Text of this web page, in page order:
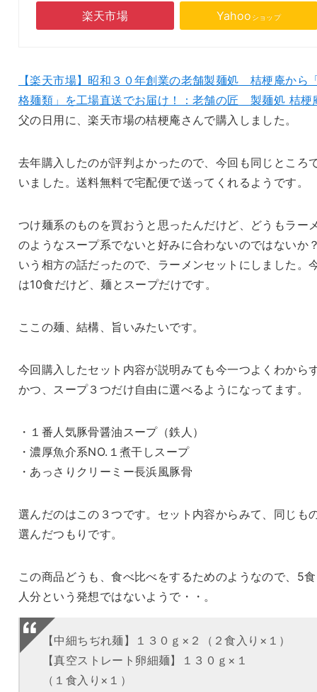
楽天市場 Yahoo ショップ
【楽天市場】昭和３０年創業の老舗製麺処 桔梗庵から
格麺類」を工場直送でお届け！：老舗の匠 製麺処 桔梗
父の日用に、楽天市場の桔梗庵さんで購入しました。
去年購入したのが評判よかったので、今回も同じところ
いました。送料無料で宅配便で送ってくれるようです。
つけ麺系のものを買おうと思ったんだけど、どうもラー
のようなスープ系でないと好みに合わないのではないか
いう相方の話だったので、ラーメンセットにしました。
は10食だけど、麺とスープだけです。
ここの麺、結構、旨いみたいです。
今回購入したセット内容が説明みても今一つよくわから
かつ、スープ３つだけ自由に選べるようになってます。
・１番人気豚骨醤油スープ（鉄人）
・濃厚魚介系NO.１煮干しスープ
・あっさりクリーミー長浜風豚骨
選んだのはこの３つです。セット内容からみて、同じも
選んだつもりです。
この商品どうも、食べ比べをするためのようなので、5
人分という発想ではないようで・・。
【中細ちぢれ麺】１３０ｇ×２（２食入り×１）
【真空ストレート卵細麺】１３０ｇ×１
（１食入り×１）